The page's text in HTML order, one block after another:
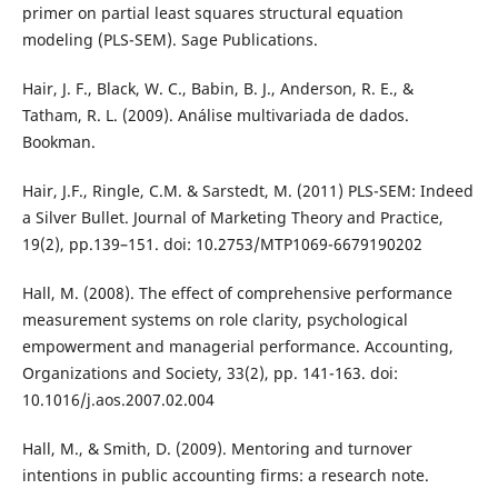
primer on partial least squares structural equation
modeling (PLS-SEM). Sage Publications.
Hair, J. F., Black, W. C., Babin, B. J., Anderson, R. E., &
Tatham, R. L. (2009). Análise multivariada de dados.
Bookman.
Hair, J.F., Ringle, C.M. & Sarstedt, M. (2011) PLS-SEM: Indeed
a Silver Bullet. Journal of Marketing Theory and Practice,
19(2), pp.139–151. doi: 10.2753/MTP1069-6679190202
Hall, M. (2008). The effect of comprehensive performance
measurement systems on role clarity, psychological
empowerment and managerial performance. Accounting,
Organizations and Society, 33(2), pp. 141-163. doi:
10.1016/j.aos.2007.02.004
Hall, M., & Smith, D. (2009). Mentoring and turnover
intentions in public accounting firms: a research note.